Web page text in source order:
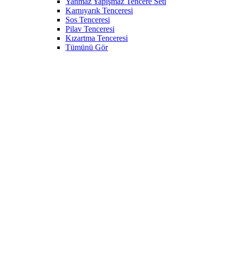
Karnıyarık Tenceresi
Sos Tenceresi
Pilav Tenceresi
Kızartma Tenceresi
Tümünü Gör